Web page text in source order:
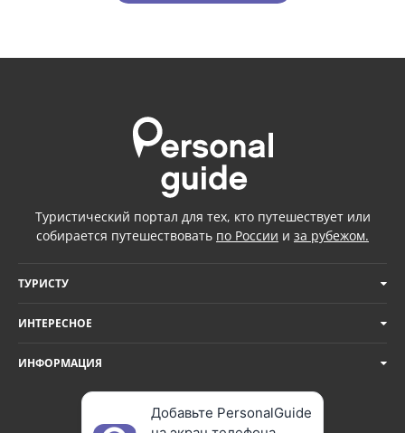
Туристический портал для тех, кто путешествует или
собирается путешествовать по России и за рубежом.
ТУРИСТУ
ИНТЕРЕСНОЕ
ИНФОРМАЦИЯ
Добавьте PersonalGuide